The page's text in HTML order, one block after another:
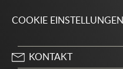
COOKIE EINSTELLUNGEN
KONTAKT